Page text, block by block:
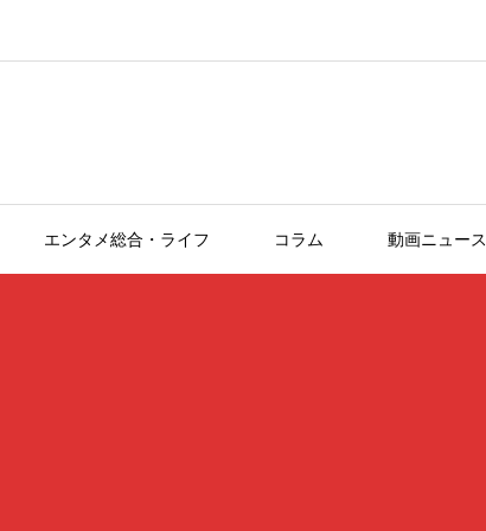
エンタメ総合・ライフ コラム 動画ニュース